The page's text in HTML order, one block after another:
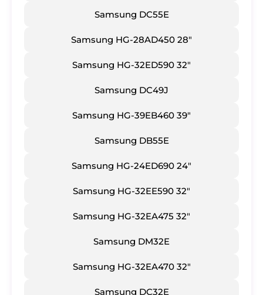
Samsung DC55E
Samsung HG-28AD450 28"
Samsung HG-32ED590 32"
Samsung DC49J
Samsung HG-39EB460 39"
Samsung DB55E
Samsung HG-24ED690 24"
Samsung HG-32EE590 32"
Samsung HG-32EA475 32"
Samsung DM32E
Samsung HG-32EA470 32"
Samsung DC32E